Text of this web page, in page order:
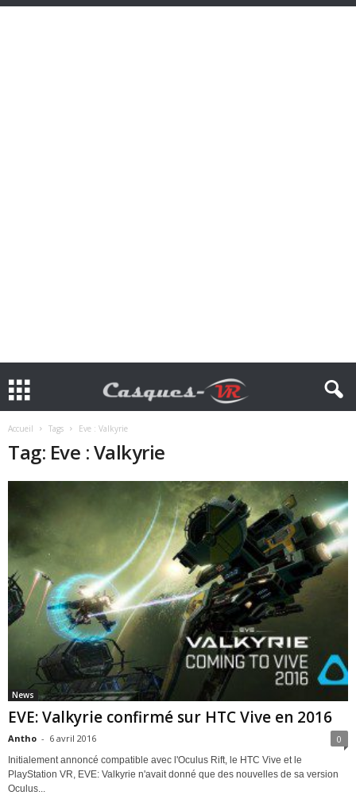
Accueil Tags Eve : Valkyrie
Tag: Eve : Valkyrie
News
EVE: Valkyrie confirmé sur HTC Vive en 2016
Antho - 6 avril 2016 0
Initialement annoncé compatible avec l'Oculus Rift, le HTC Vive et le
PlayStation VR, EVE: Valkyrie n'avait donné que des nouvelles de sa version
Oculus...